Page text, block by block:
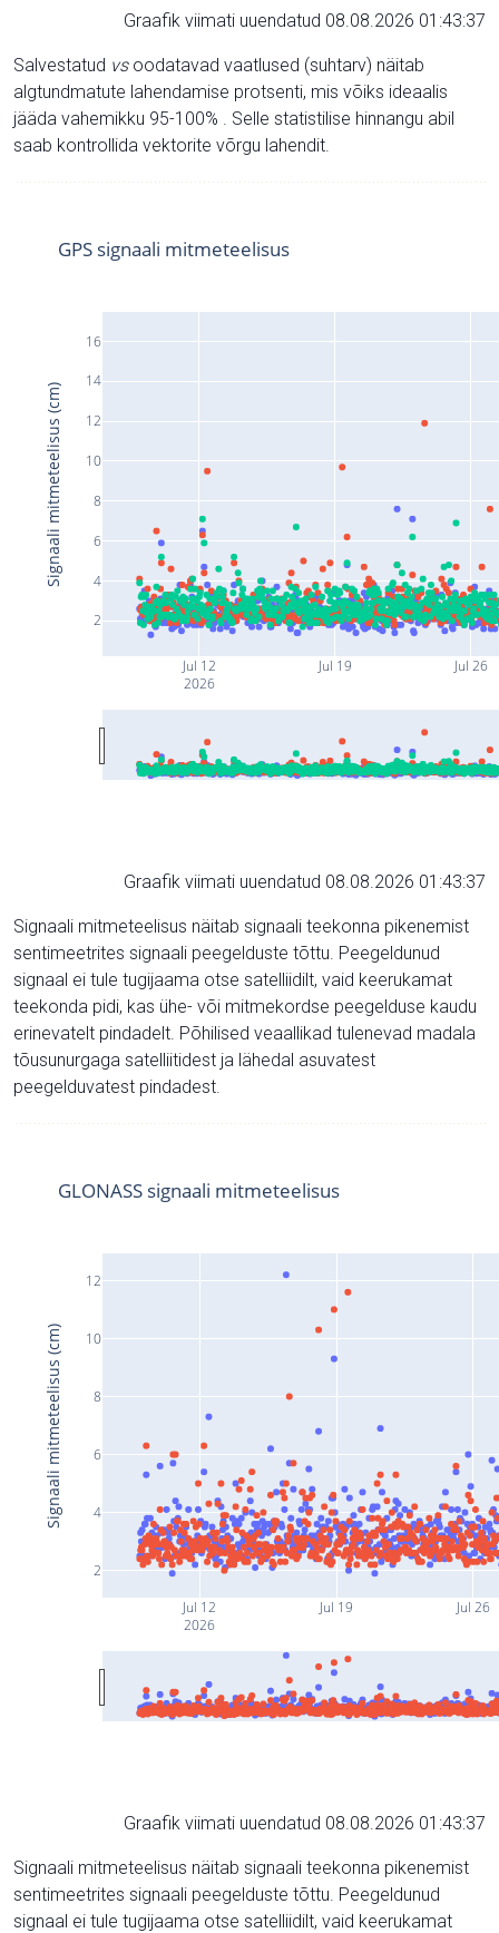
Graafik viimati uuendatud 08.08.2026 01:43:37
Salvestatud vsoodatavad vaatlused (suhtarv) näitab
algtundmatute lahendamise protsenti, mis võiks ideaalis
jääda vahemikku 95-100% . Selle statistilise hinnangu abil
saab kontrollida vektorite võrgu lahendit.
Jul 12
2026
Jul 19 Jul 26
2
4
6
8
10
12
14
16
GPS signaali mitmeteelisus
Signaali mitmeteelisus (cm)
Graafik viimati uuendatud 08.08.2026 01:43:37
Signaali mitmeteelisus näitab signaali teekonna pikenemist
sentimeetrites signaali peegelduste tõttu. Peegeldunud
signaal ei tule tugijaama otse satelliidilt, vaid keerukamat
teekonda pidi, kas ühe- või mitmekordse peegelduse kaudu
erinevatelt pindadelt. Põhilised veaallikad tulenevad madala
tõusunurgaga satelliitidest ja lähedal asuvatest
peegelduvatest pindadest.
Jul 12
2026
Jul 19 Jul 26
2
4
6
8
10
12
GLONASS signaali mitmeteelisus
Signaali mitmeteelisus (cm)
Graafik viimati uuendatud 08.08.2026 01:43:37
Signaali mitmeteelisus näitab signaali teekonna pikenemist
sentimeetrites signaali peegelduste tõttu. Peegeldunud
signaal ei tule tugijaama otse satelliidilt, vaid keerukamat